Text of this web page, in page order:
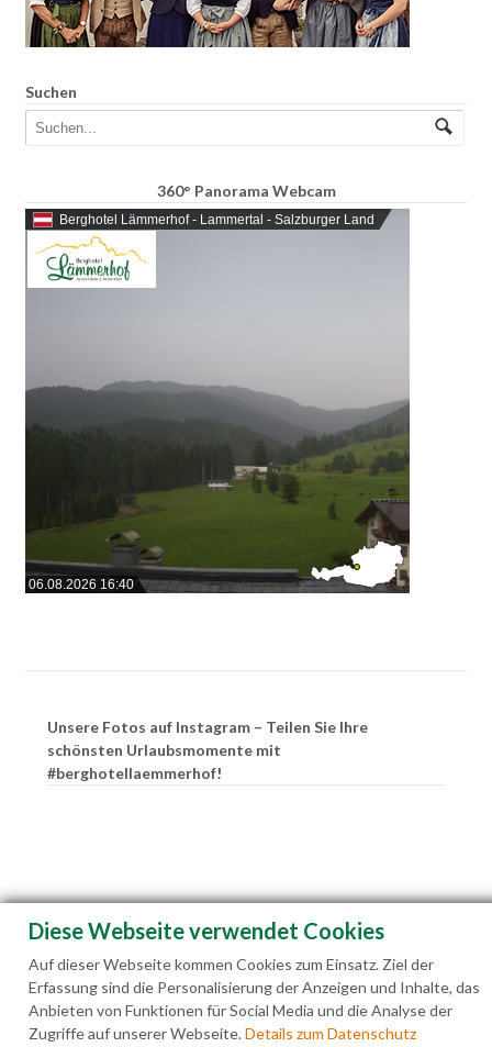
Suchen
360° Panorama Webcam
Berghotel Lämmerhof - Lammertal - Salzburger Land
06.08.2026 16:40
Unsere Fotos auf Instagram – Teilen Sie Ihre
schönsten Urlaubsmomente mit
#berghotellaemmerhof!
Diese Webseite verwendet Cookies
Auf dieser Webseite kommen Cookies zum Einsatz. Ziel der
Erfassung sind die Personalisierung der Anzeigen und Inhalte, das
Anbieten von Funktionen für Social Media und die Analyse der
Zugriffe auf unserer Webseite.Details zum Datenschutz